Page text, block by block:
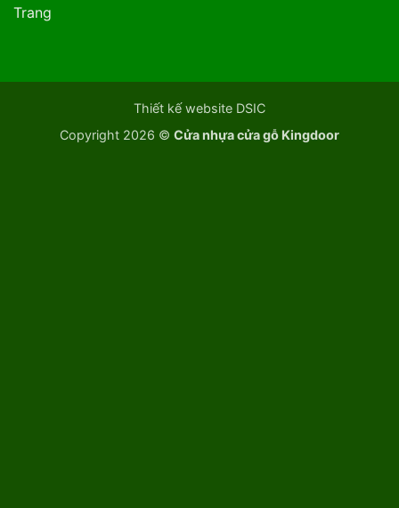
Trang
Thiết kế website DSIC
Copyright 2026 © Cửa nhựa cửa gỗ Kingdoor